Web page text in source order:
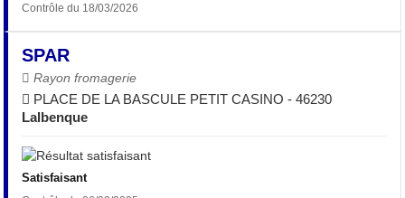
Contrôle du 18/03/2026
SPAR
Rayon fromagerie
PLACE DE LA BASCULE PETIT CASINO - 46230
Lalbenque
Satisfaisant